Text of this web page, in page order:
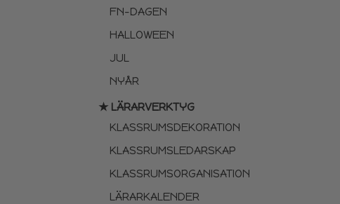
FN-DAGEN
HALLOWEEN
JUL
NYÅR
★ LÄRARVERKTYG
KLASSRUMSDEKORATION
KLASSRUMSLEDARSKAP
KLASSRUMSORGANISATION
LÄRARKALENDER